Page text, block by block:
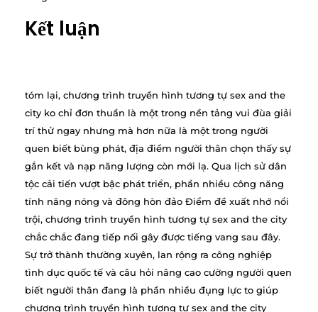
Kết luận
tóm lại, chương trình truyền hình tương tự sex and the
city ko chỉ đơn thuần là một trong nền tảng vui đùa giải
trí thử ngay nhưng mà hơn nữa là một trong người
quen biết bùng phát, địa điểm người thân chọn thấy sự
gắn kết và nạp năng lượng còn mới lạ. Qua lịch sử dân
tộc cải tiến vượt bậc phát triển, phần nhiều công năng
tính năng nóng và đông hòn đảo Điểm đề xuất nhớ nổi
trội, chương trình truyền hình tương tự sex and the city
chắc chắc đang tiếp nối gây được tiếng vang sau đây.
Sự trở thành thường xuyên, lan rộng ra công nghiệp
tình dục quốc tế và câu hỏi nâng cao cường người quen
biết người thân đang là phần nhiều đụng lực to giúp
chương trình truyền hình tương tự sex and the city